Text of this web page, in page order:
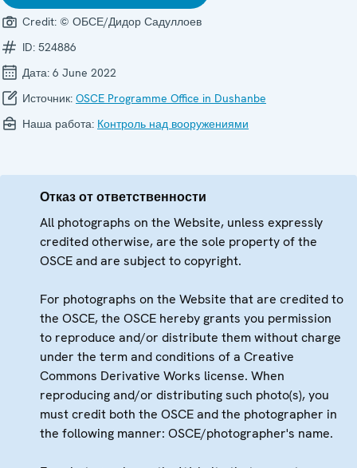
Credit: © ОБСЕ/Дидор Садуллоев
ID: 524886
Дата: 6 June 2022
Источник: OSCE Programme Office in Dushanbe
Наша работа: Контроль над вооружениями
Отказ от ответственности
All photographs on the Website, unless expressly
credited otherwise, are the sole property of the
OSCE and are subject to copyright.
For photographs on the Website that are credited to
the OSCE, the OSCE hereby grants you permission
to reproduce and/or distribute them without charge
under the term and conditions of a Creative
Commons Derivative Works license. When
reproducing and/or distributing such photo(s), you
must credit both the OSCE and the photographer in
the following manner: OSCE/photographer's name.